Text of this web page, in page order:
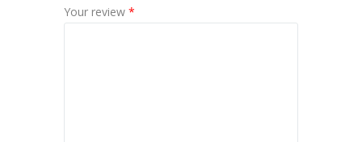
Your review *